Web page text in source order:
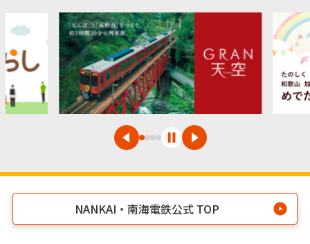
NANKAI・南海電鉄公式 TOP